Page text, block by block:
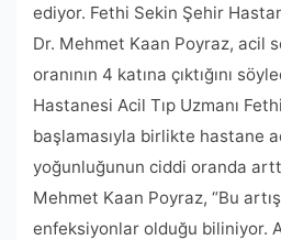
ediyor. Fethi Sekin Şehir
Dr. Mehmet Kaan Poyraz, acil
oranının 4 katına çıktığını
Hastanesi Acil Tıp Uzmanı
başlamasıyla birlikte hastane
yoğunluğunun ciddi oranda
Mehmet Kaan Poyraz, “Bu
enfeksiyonlar olduğu biliniyor.